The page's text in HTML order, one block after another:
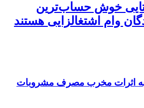
خوش حساب‌ترین
وام‌ اشتغالزایی هستند
اثرات مخرب مصرف مشروبات